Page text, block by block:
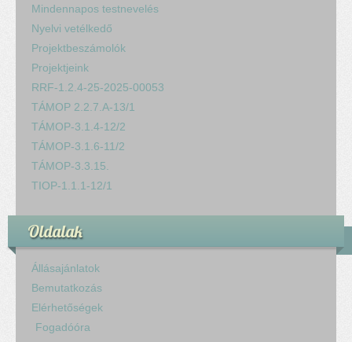
Mindennapos testnevelés
Nyelvi vetélkedő
Projektbeszámolók
Projektjeink
RRF-1.2.4-25-2025-00053
TÁMOP 2.2.7.A-13/1
TÁMOP-3.1.4-12/2
TÁMOP-3.1.6-11/2
TÁMOP-3.3.15.
TIOP-1.1.1-12/1
Oldalak
Állásajánlatok
Bemutatkozás
Elérhetőségek
Fogadóóra